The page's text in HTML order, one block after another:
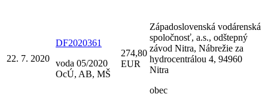
22. 7. 2020
DF2020361
voda 05/2020
OcÚ, AB, MŠ
274,80
EUR
Západoslovenská vodárenská
spoločnosť, a.s., odštepný
závod Nitra, Nábrežie za
hydrocentrálou 4, 94960
Nitra
obec